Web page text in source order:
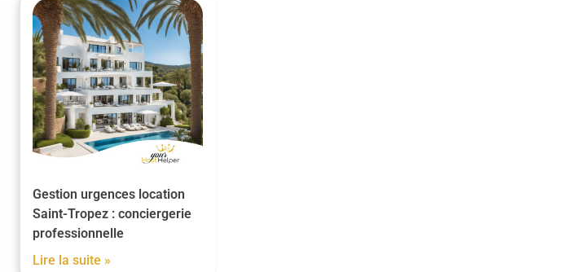
Gestion urgences location
Saint-Tropez : conciergerie
professionnelle
Lire la suite »